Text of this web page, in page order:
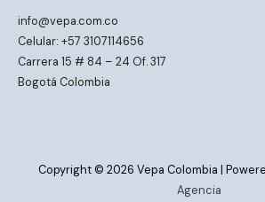
info@vepa.com.co
Celular: +57 3107114656
Carrera 15 # 84 – 24 Of. 317
Bogotá Colombia
Copyright © 2026 Vepa Colombia |
Agencia